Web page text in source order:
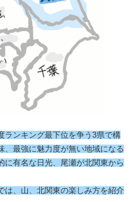
ランキング最下位を争う3県で構
、最強に魅力度が無い地域になる
有名な日光、尾瀬が北関東から
、山、北関東の楽しみ方を紹介